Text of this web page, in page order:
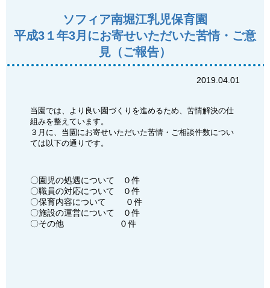
ソフィア南堀江乳児保育園
平成3１年3月にお寄せいただいた苦情・ご意
見（ご報告）
2019.04.01
当園では、より良い園づくりを進めるため、苦情解決の仕
組みを整えています。
３月に、当園にお寄せいただいた苦情・ご相談件数につい
ては以下の通りです。
〇園児の処遇について ０件
〇職員の対応について ０件
〇保育内容について ０件
〇施設の運営について ０件
〇その他 ０件